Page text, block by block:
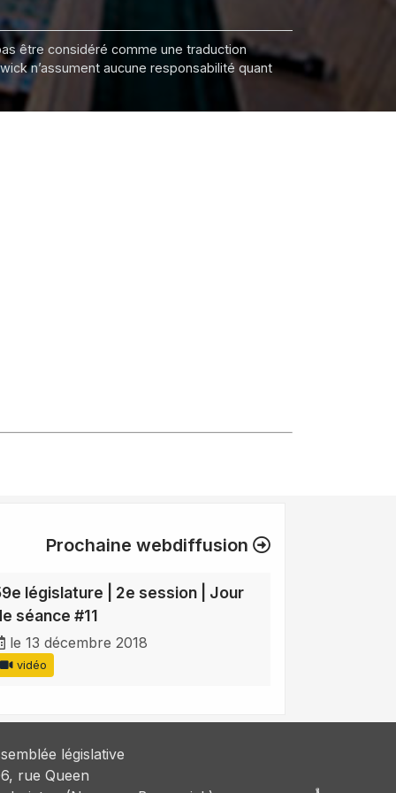
être considéré comme une traduction
n’assument aucune responsabilité quant
Prochaine webdiffusion
législature | 2e session | Jour
séance #11
le 13 décembre 2018
vidéo
législative
rue Queen